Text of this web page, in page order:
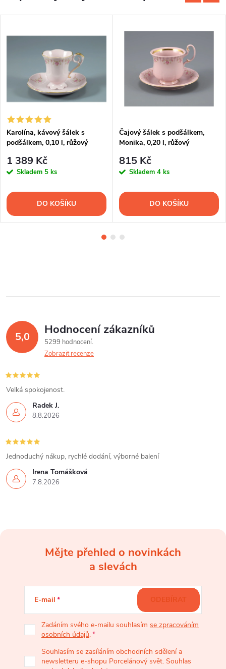
Karolína, kávový šálek s
podšálkem, 0,10 l, růžový
1 389 Kč
Skladem 5 ks
DO KOŠÍKU
Čajový šálek s podšálkem,
Monika, 0,20 l, růžový
815 Kč
Skladem 4 ks
DO KOŠÍKU
5,0 Hodnocení zákazníků
5299 hodnocení
Zobrazit recenze
Radek J.
8.8.2026
Velká spokojenost.
Irena Tomášková
7.8.2026
Jednoduchý nákup, rychlé dodání, výborné balení
Mějte přehled o novinkách
a slevách
E-mail
Zadáním svého e-mailu souhlasím se zpracováním
osobních údajů.
Souhlasím se zasíláním obchodních sdělení a
newsletteru e-shopu Porcelánový svět. Souhlas
ODEBÍRAT